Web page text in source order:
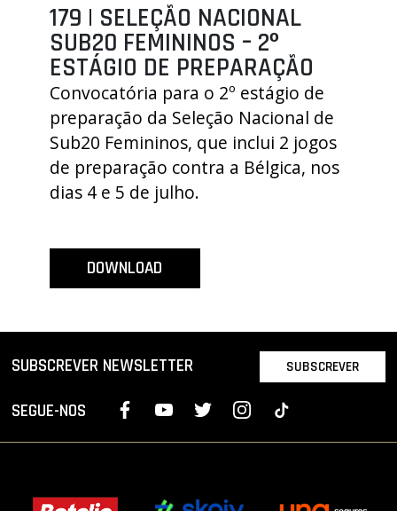
AGENDA
SELEÇÕES
MINIBASQUETE
ÁREA TÉCNICA
PROJETOS
LIGA BETCLIC MASCULINA
LIGA BETCLIC FEMININA
179 | SELEÇÃO NACIONAL
SUB20 FEMININOS – 2º
ESTÁGIO DE PREPARAÇÃO
Convocatória para o 2º estágio de
preparação da Seleção Nacional de
Sub20 Femininos, que inclui 2 jogos
de preparação contra a Bélgica, nos
dias 4 e 5 de julho.
DOWNLOAD
SUBSCREVER NEWSLETTER SUBSCREVER
SEGUE-NOS